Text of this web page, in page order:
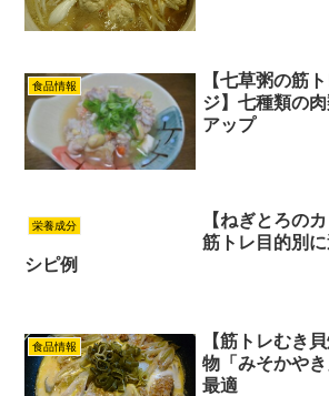
食品情報
【七草粥の筋
ジ】七種類の
アップ
栄養成分
【ねぎとろの
筋トレ目的別
シピ例
食品情報
【筋トレむき
物「みそかや
最適